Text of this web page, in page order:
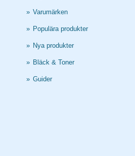
» Varumärken
» Populära produkter
» Nya produkter
» Bläck & Toner
» Guider